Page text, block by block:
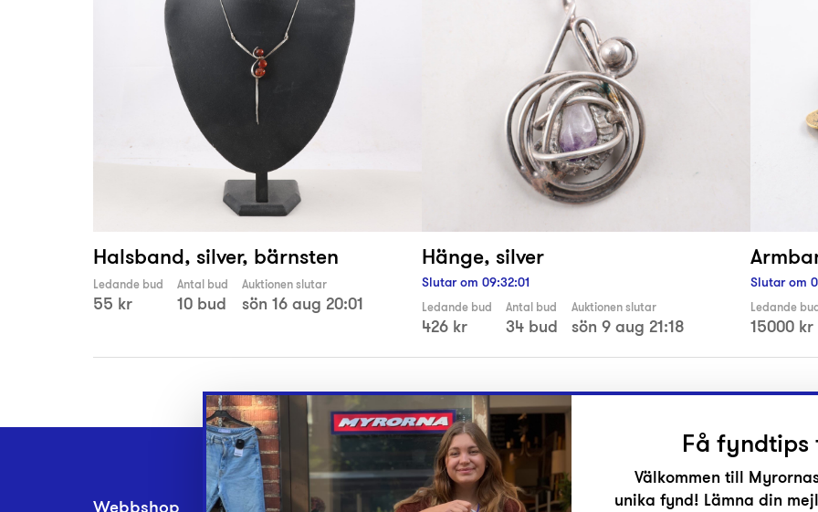
Halsband, silver, bärnsten
Ledande bud
55 kr
Antal bud
10 bud
Auktionen slutar
sön 16 aug 20:01
Hänge, silver
Slutar om 09:32:00
Ledande bud
426 kr
Antal bud
34 bud
Auktionen slutar
sön 9 aug 21:18
Slutar om
Ledande
15000 kr
Få fyndtips
Välkommen till
unika fynd! Lämna din